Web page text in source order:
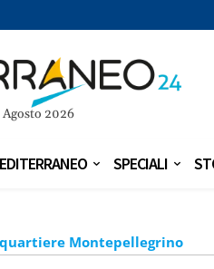
Agosto 2026
SPECIALI
Montepellegrino